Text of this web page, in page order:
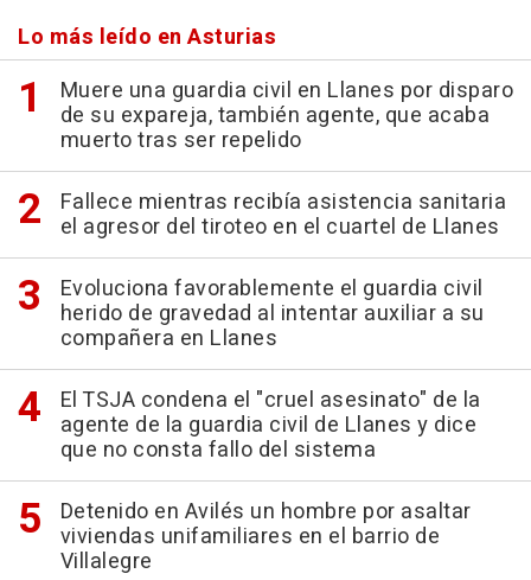
Lo más leído en Asturias
Muere una guardia civil en Llanes por disparo
de su expareja, también agente, que acaba
muerto tras ser repelido
Fallece mientras recibía asistencia sanitaria
el agresor del tiroteo en el cuartel de Llanes
Evoluciona favorablemente el guardia civil
herido de gravedad al intentar auxiliar a su
compañera en Llanes
El TSJA condena el "cruel asesinato" de la
agente de la guardia civil de Llanes y dice
que no consta fallo del sistema
Detenido en Avilés un hombre por asaltar
viviendas unifamiliares en el barrio de
Villalegre